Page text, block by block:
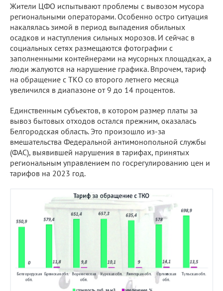
Жители ЦФО испытывают проблемы с вывозом мусора
региональными операторами. Особенно остро ситуация
накалялась зимой в период выпадения обильных
осадков и наступления сильных морозов. И сейчас в
социальных сетях размещаются фотографии с
заполненными контейнерами на мусорных площадках, а
люди жалуются на нарушение графика. Впрочем, тариф
на обращение с ТКО со второго летнего месяца
увеличился в диапазоне от 9 до 14 процентов.
Единственным субъектов, в котором размер платы за
вывоз бытовых отходов остался прежним, оказалась
Белгородская область. Это произошло из-за
вмешательства Федеральной антимонопольной службы
(ФАС), выявившей нарушения в тарифах, принятых
региональным управлением по госрегулированию цен и
тарифов на 2023 год.